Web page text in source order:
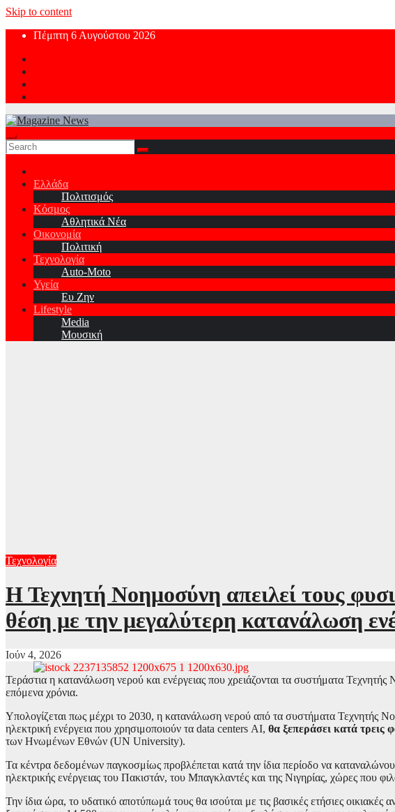
Skip to content
Πέμπτη 6 Αυγούστου 2026
Ελλάδα
Πολιτισμός
Κόσμος
Αθλητικά Νέα
Οικονομία
Πολιτική
Τεχνολογία
Auto-Moto
Υγεία
Ευ Ζην
Lifestyle
Media
Μουσική
Τεχνολογία
Η Τεχνητή Νοημοσύνη απειλεί τους
θέση με την μεγαλύτερη κατανάλωση
Ιούν 4, 2026
Τεράστια η κατανάλωση νερού και ενέργειας που χρειάζονται τα συστήματα
επόμενα χρόνια.
Υπολογίζεται πως μέχρι το 2030, η κατανάλωση νερού από τα συστήματα Τεχνητής
ηλεκτρική ενέργεια που χρησιμοποιούν τα data centers ΑΙ, θα ξεπεράσει κατά τρεις
των Ηνωμένων Εθνών (UN University).
Τα κέντρα δεδομένων παγκοσμίως προβλέπεται κατά την ίδια περίοδο να
ηλεκτρικής ενέργειας του Πακιστάν, του Μπαγκλαντές και της Νιγηρίας, χώρες που
Την ίδια ώρα, το υδατικό αποτύπωμά τους θα ισούται με τις βασικές ετήσιες